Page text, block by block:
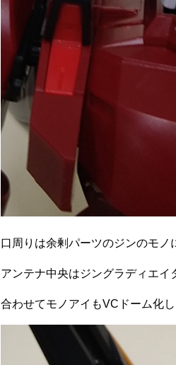
口周りは余剰パーツのジンのモノ
アンテナ中央はジングラディエイ
合わせてモノアイもVCドーム化し